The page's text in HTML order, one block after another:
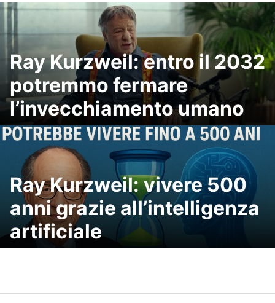
Ray Kurzweil: entro il 2032
potremmo fermare
l’invecchiamento umano
Ray Kurzweil: vivere 500
anni grazie all’intelligenza
artificiale